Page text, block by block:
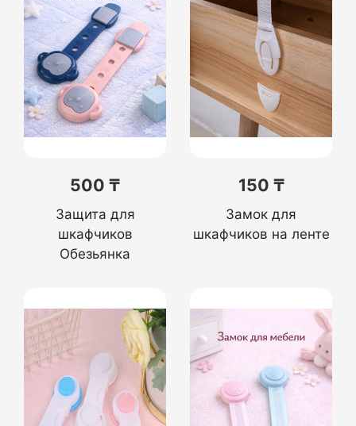
500 ₸
Защита для
шкафчиков
Обезьянка
150 ₸
Замок для
шкафчиков на ленте